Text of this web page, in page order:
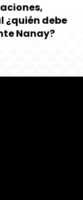
¿quién debe
Nanay?